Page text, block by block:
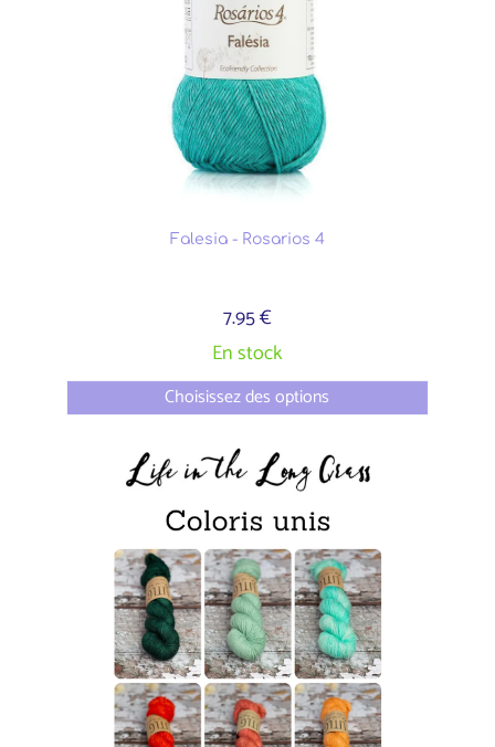
Falesia - Rosarios 4
7.95 €
En stock
Choisissez des options